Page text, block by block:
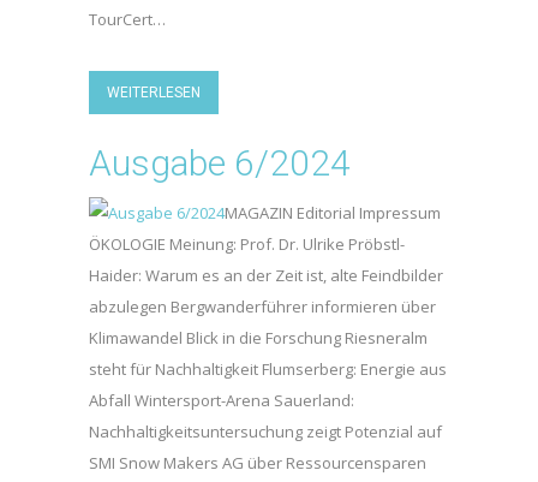
TourCert…
WEITERLESEN
Ausgabe 6/2024
MAGAZIN Editorial Impressum
ÖKOLOGIE Meinung: Prof. Dr. Ulrike Pröbstl-
Haider: Warum es an der Zeit ist, alte Feindbilder
abzulegen Bergwanderführer informieren über
Klimawandel Blick in die Forschung Riesneralm
steht für Nachhaltigkeit Flumserberg: Energie aus
Abfall Wintersport-Arena Sauerland:
Nachhaltigkeitsuntersuchung zeigt Potenzial auf
SMI Snow Makers AG über Ressourcensparen